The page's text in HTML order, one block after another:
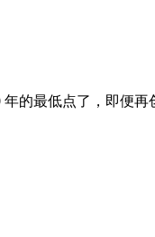
的最低点了，即便再